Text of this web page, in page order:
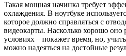
Такая мощная начинка требует
охлаждения. В ноутбуке
которое должно справляться с
видеокарты. Насколько хорошо оно
условиях – покажет время, но,
можно надеяться на достойные